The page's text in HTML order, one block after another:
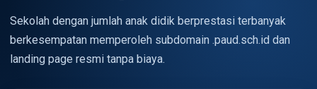
Sekolah dengan jumlah anak didik berprestasi terbanyak
berkesempatan memperoleh subdomain .paud.sch.id dan
landing page resmi tanpa biaya.